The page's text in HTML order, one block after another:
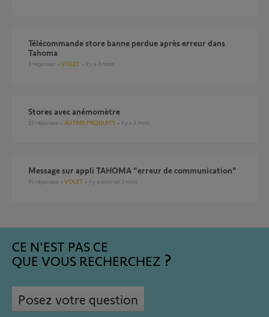
Télécommande store banne perdue après erreur dans
Tahoma
3 réponses VOLET il y a 3 mois
stores avec anémomètre
19 réponses AUTRES PRODUITS il y a 2 mois
Message sur appli TAHOMA "erreur de communication"
74 réponses VOLET il y a environ 2 mois
CE N'EST PAS CE
QUE VOUS RECHERCHEZ
Posez votre question